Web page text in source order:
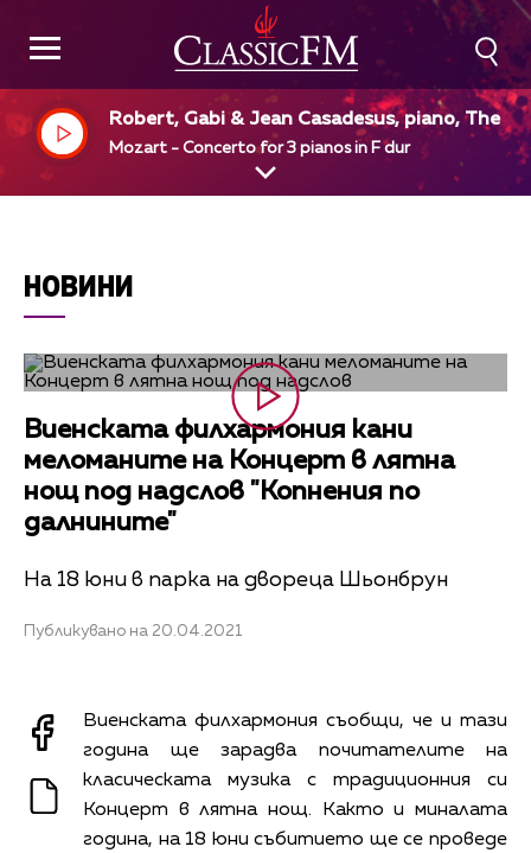
Robert, Gabi & Jean Casadesus, piano, The
adelphia Orchestra, Eugene Ormandy, dir
Mozart - Concerto for 3 pianos in F dur
НОВИНИ
Виенската филхармония кани
меломаните на Концерт в лятна
нощ под надслов "Копнения по
далнините"
На 18 юни в парка на двореца Шьонбрун
Публикувано на 20.04.2021
Виенската филхармония съобщи, че и тази
година ще зарадва почитателите на
класическата музика с традиционния си
Концерт в лятна нощ. Както и миналата
година, на 18 юни събитието ще се проведе